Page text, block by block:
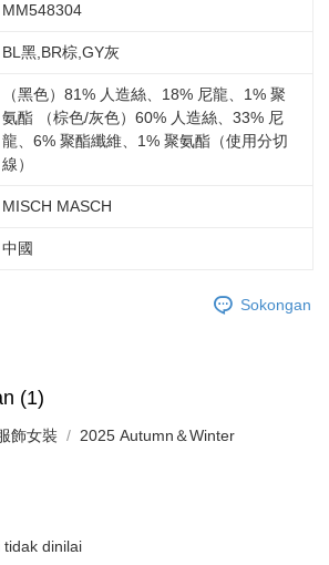
MM548304
BL黑,BR棕,GY灰
（黑色）81% 人造絲、18% 尼龍、1% 聚
氨酯 （棕色/灰色）60% 人造絲、33% 尼
龍、6% 聚酯纖維、1% 聚氨酯（使用分切
線）
MISCH MASCH
中國
Sokongan
(1)
飾女裝 2025 Autumn＆Winter
dinilai